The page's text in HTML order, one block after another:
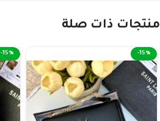
منتجات ذات صلة
-15%
-15%